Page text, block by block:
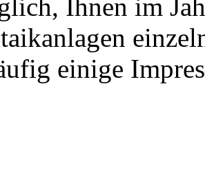
Ihnen im
einige